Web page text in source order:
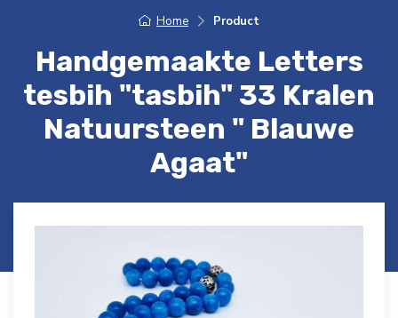
Home Product
Handgemaakte Letters
tesbih "tasbih" 33 Kralen
Natuursteen " Blauwe
Agaat"